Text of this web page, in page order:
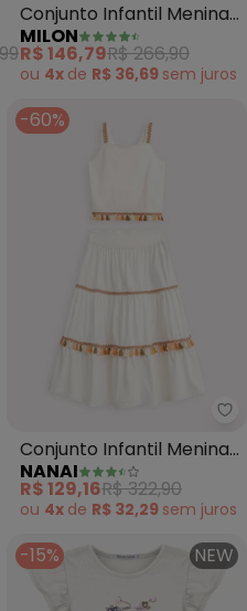
Conjunto Infantil Menina
Morangos (Off White)
MILON
R$ 146,79R$ 266,90
ou 4x de R$ 36,69 sem juros
Kids - Conjunto Blusa/
-60%
Conjunto Infantil Menina
em Meia Malha (Off
White)
NANAI
R$ 129,16R$ 322,90
ou 4x de R$ 32,29 sem juros
-15% NEW